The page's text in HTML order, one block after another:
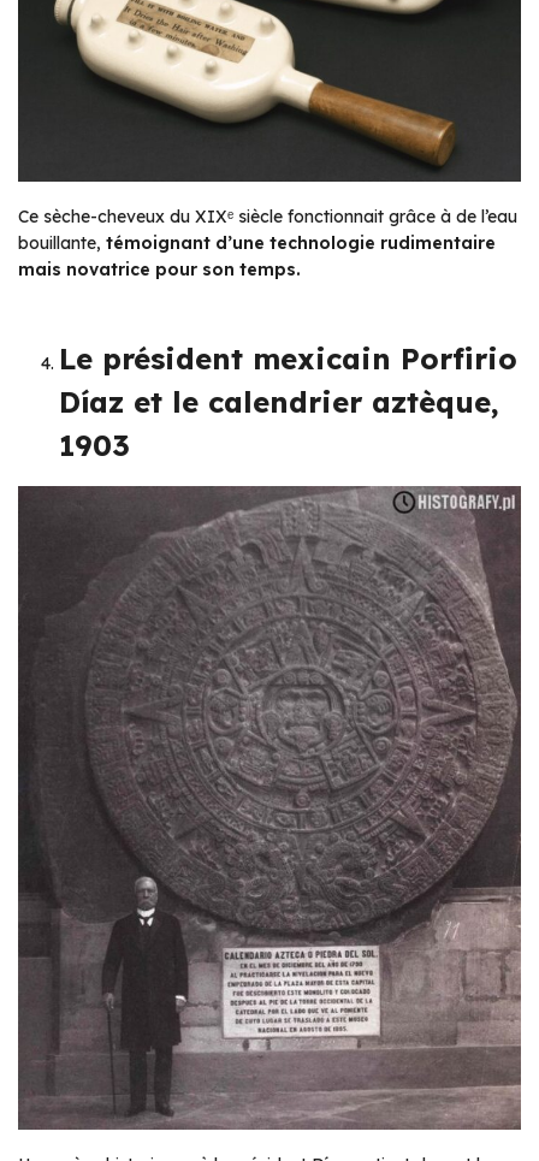
Ce sèche-cheveux du XIXᵉ siècle fonctionnait grâce à de l’eau
bouillante, témoignant d’une technologie rudimentaire
mais novatrice pour son temps.
Le président mexicain Porfirio
Díaz et le calendrier aztèque,
1903